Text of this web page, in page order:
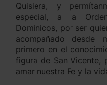
Quisiera, y
especial, a la
Dominicos, por ser
acompañado desde
primero en el
figura de San Vicente,
amar nuestra Fe y la